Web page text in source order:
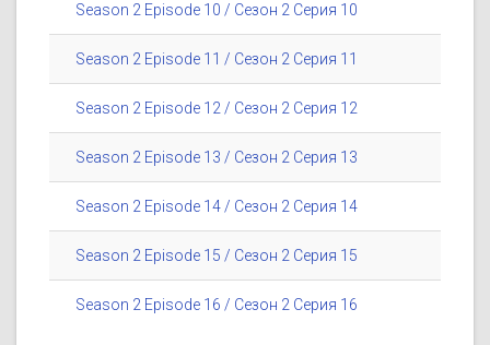
Season 2 Episode 10 / Сезон 2 Серия 10
Season 2 Episode 11 / Сезон 2 Серия 11
Season 2 Episode 12 / Сезон 2 Серия 12
Season 2 Episode 13 / Сезон 2 Серия 13
Season 2 Episode 14 / Сезон 2 Серия 14
Season 2 Episode 15 / Сезон 2 Серия 15
Season 2 Episode 16 / Сезон 2 Серия 16